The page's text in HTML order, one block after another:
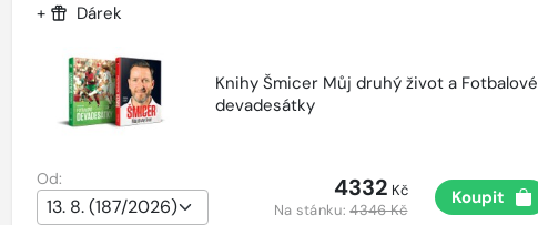
+ Dárek
Knihy Šmicer Můj druhý život a Fotbalové
devadesátky
Od: 4332 Kč
Na stánku:4346 Kč
Koupit